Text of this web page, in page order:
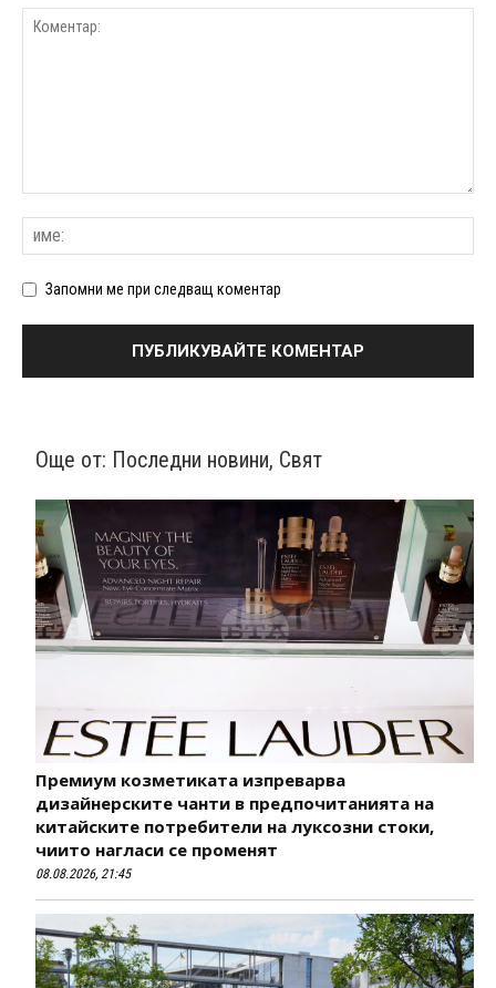
Запомни ме при следващ коментар
Още от: Последни новини, Свят
Премиум козметиката изпреварва
дизайнерските чанти в предпочитанията на
китайските потребители на луксозни стоки,
чиито нагласи се променят
08.08.2026, 21:45